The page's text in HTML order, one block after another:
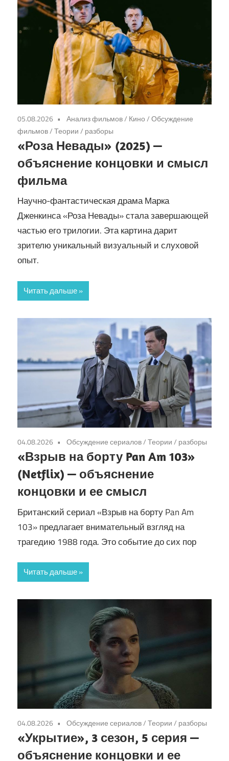
05.08.2026 Анализ фильмов/ Кино/Обсуждение
фильмов/Теории / разборы
«Роза Невады» (2025) —
объяснение концовки и смысл
фильма
Научно-фантастическая драма Марка
Дженкинса «Роза Невады» стала завершающей
частью его трилогии. Эта картина дарит
зрителю уникальный визуальный и слуховой
опыт.
Читать дальше
04.08.2026 Обсуждение сериалов/Теории / разборы
«Взрыв на борту Pan Am 103»
(Netflix) — объяснение
концовки и ее смысл
Британский сериал «Взрыв на борту Pan Am
103» предлагает внимательный взгляд на
трагедию 1988 года. Это событие до сих пор
Читать дальше
04.08.2026 Обсуждение сериалов/Теории / разборы
«Укрытие», 3 сезон, 5 серия —
объяснение концовки и ее